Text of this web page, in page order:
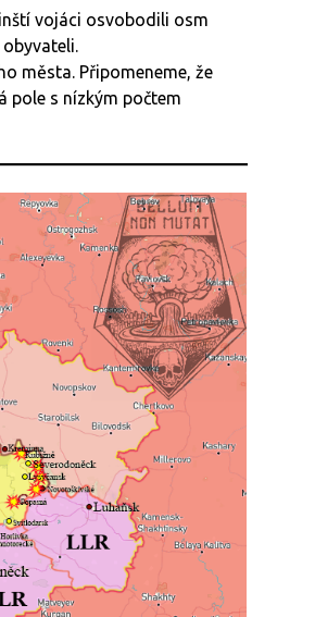
vojáci osvobodili osm
obyvateli.
města. Připomeneme, že
pole s nízkým počtem